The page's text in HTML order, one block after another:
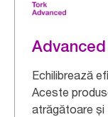
Advanced
Echilibrează
Aceste
atrăgătoare și